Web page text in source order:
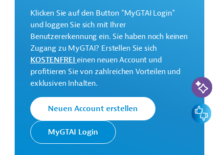
bereitsteht.
Gesamtkosten:
3,8 Millionen US-Dollar
Geberbeitrag:
3,8 Millionen US-Dollar (Zuschuss)
Kontaktadressen
Die IDB ist die wichtigste
Klicken Sie auf den Button "MyGTAI Login"
und loggen Sie sich mit Ihrer
Benutzererkennung ein. Sie haben noch keinen
Zugang zu MyGTAI? Erstellen Sie sich
KOSTENFREIeinen neuen Account und
profitieren Sie von zahlreichen Vorteilen und
exklusiven Inhalten.
Neuen Account erstellen
MyGTAI Login
KI-